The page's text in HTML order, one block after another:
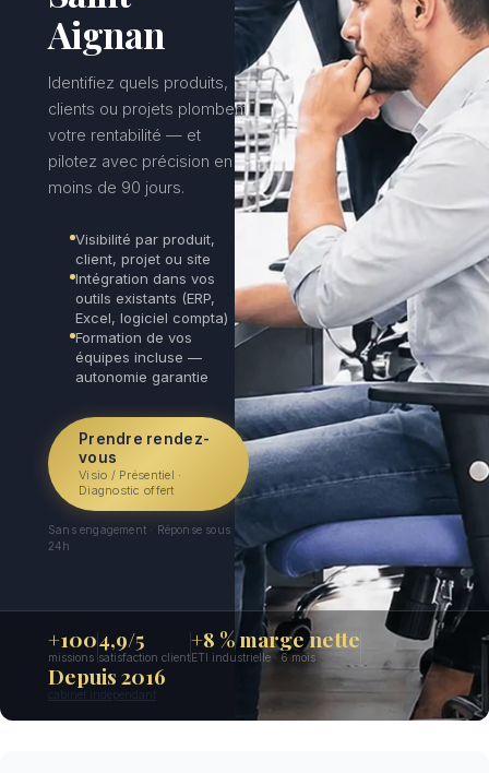
Aignan
Identifiez quels produits,
clients ou projets plombent
votre rentabilité — et
pilotez avec précision en
moins de 90 jours.
Visibilité par produit,
client, projet ou site
Intégration dans vos
outils existants (ERP,
Excel, logiciel compta)
Formation de vos
équipes incluse —
autonomie garantie
Prendre rendez-
vous
Visio / Présentiel ·
Diagnostic offert
Sans engagement · Réponse sous
24h
+100
missions
4,9/5
satisfaction client
+8 % marge nette
ETI industrielle · 6 mois
Depuis 2016
cabinet indépendant